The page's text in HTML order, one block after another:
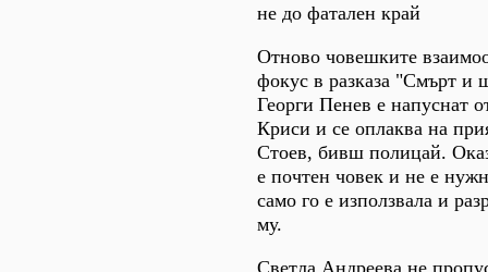
не до фатален край
Отново човешките
фокус в разказа "Смърт и
Георги Пенев е напуснат
Криси и се оплаква на
Стоев, бивш полицай.
е почтен човек и не е
само го е използвала и
му.
Светла Андреева не